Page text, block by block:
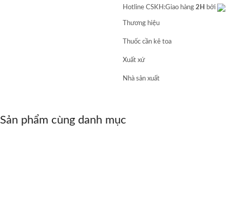
Hotline CSKH:Giao hàng 2H bởi
Thương hiệu
Thuốc cần kê toa
Xuất xứ
Nhà sản xuất
Sản phẩm cùng danh mục